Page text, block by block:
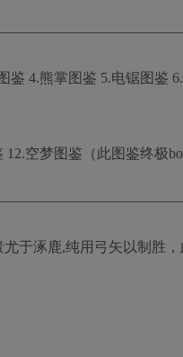
鉴 4.熊掌图鉴 5.电锯图鉴
空梦图鉴（此图鉴终极
于涿鹿,纯用弓矢以制胜